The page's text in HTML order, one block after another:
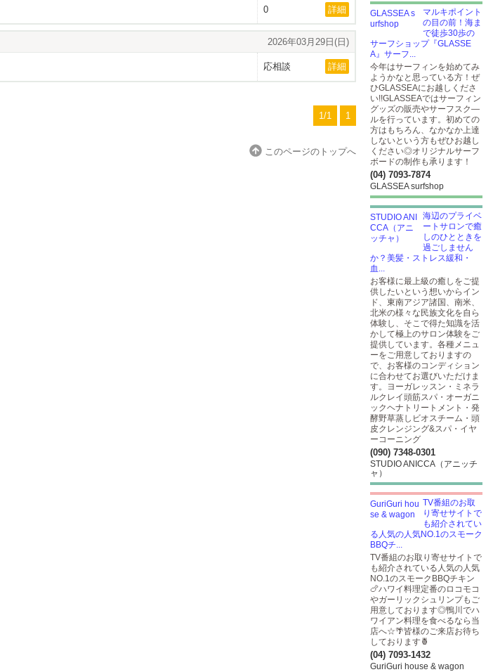
0 詳細
2026年03月29日(日)
応相談 詳細
1/1 1
このページのトップへ
マルキポイント
の目の前！海ま
で徒歩30歩の
サーフショップ『GLASSE
A』サーフ...
今年はサーフィンを始めてみ
ようかなと思っている方！ぜ
ひGLASSEAにお越しくださ
い!!GLASSEAではサーフィン
グッズの販売やサーフスク―
ルを行っています。初めての
方はもちろん、なかなか上達
しないという方もぜひお越し
ください◎オリジナルサーフ
ボードの制作も承ります！
(04) 7093-7874
GLASSEA surfshop
海辺のプライベ
ートサロンで癒
しのひとときを
過ごしません
か？美髪・ストレス緩和・
血...
お客様に最上級の癒しをご提
供したいという想いからイン
ド、東南アジア諸国、南米、
北米の様々な民族文化を自ら
体験し、そこで得た知識を活
かして極上のサロン体験をご
提供しています。各種メニュ
ーをご用意しておりますの
で、お客様のコンディション
に合わせてお選びいただけま
す。ヨーガレッスン・ミネラ
ルクレイ頭筋スパ・オーガニ
ックヘナトリートメント・発
酵野草蒸しビオスチーム・頭
皮クレンジング&スパ・イヤ
ーコーニング
(090) 7348-0301
STUDIO ANICCA（アニッチ
ャ）
TV番組のお取
り寄せサイトで
も紹介されてい
る人気の人気NO.1のスモーク
BBQチ...
TV番組のお取り寄せサイトで
も紹介されている人気の人気
NO.1のスモークBBQチキン
🍗ハワイ料理定番のロコモコ
やガーリックシュリンプもご
用意しております◎鴨川でハ
ワイアン料理を食べるなら当
店へ☆🌴皆様のご来店お待ち
しております🍍
(04) 7093-1432
GuriGuri house & wagon